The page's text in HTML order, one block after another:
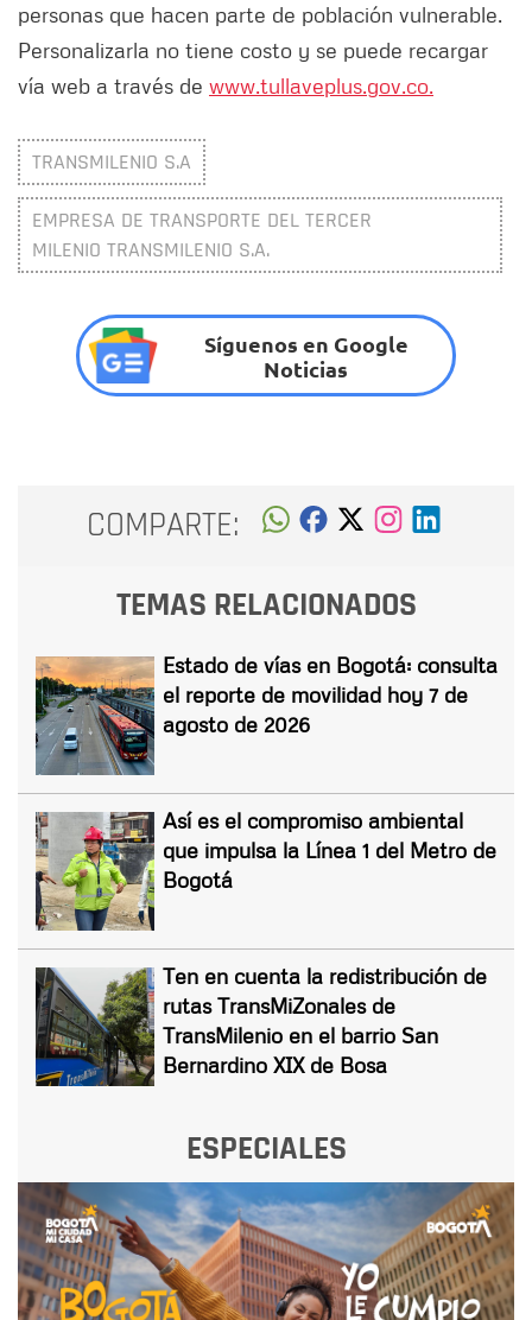
personas que hacen parte de población vulnerable.
Personalizarla no tiene costo y se puede recargar
vía web a través de www.tullaveplus.gov.co.
TRANSMILENIO S.A
EMPRESA DE TRANSPORTE DEL TERCER
MILENIO TRANSMILENIO S.A.
Síguenos en Google
Noticias
COMPARTE:
TEMAS RELACIONADOS
Estado de vías en Bogotá: consulta
el reporte de movilidad hoy 7 de
agosto de 2026
Así es el compromiso ambiental
que impulsa la Línea 1 del Metro de
Bogotá
Ten en cuenta la redistribución de
rutas TransMiZonales de
TransMilenio en el barrio San
Bernardino XIX de Bosa
ESPECIALES